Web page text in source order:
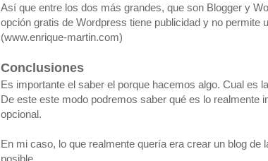
Así que entre los dos más grandes, que son Blogger y
opción gratis de Wordpress tiene publicidad y no permite
(www.enrique-martin.com)
Conclusiones
Es importante el saber el porque hacemos algo. Cual es
De este este modo podremos saber qué es lo realmente
opcional.
En mi caso, lo que realmente quería era crear un blog de
posible.